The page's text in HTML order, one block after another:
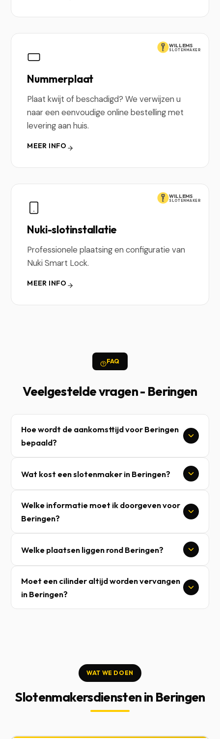
WILLEMS
SLOTENMAKER
Nummerplaat
Plaat kwijt of beschadigd? We verwijzen u
naar een eenvoudige online bestelling met
levering aan huis.
MEER INFO
WILLEMS
SLOTENMAKER
Nuki-slotinstallatie
Professionele plaatsing en configuratie van
Nuki Smart Lock.
MEER INFO
FAQ
Veelgestelde vragen - Beringen
Hoe wordt de aankomsttijd voor Beringen
bepaald?
Wat kost een slotenmaker in Beringen?
Welke informatie moet ik doorgeven voor
Beringen?
Welke plaatsen liggen rond Beringen?
Moet een cilinder altijd worden vervangen
in Beringen?
WAT WE DOEN
Slotenmakersdiensten in Beringen